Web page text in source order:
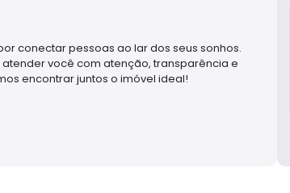
conectar pessoas ao lar dos seus sonhos.
você com atenção, transparência e
encontrar juntos o imóvel ideal!